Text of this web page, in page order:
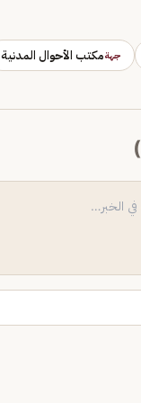
جهةمكتب الأحوال المدنية
)